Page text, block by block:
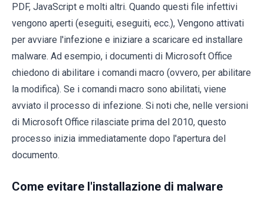
PDF, JavaScript e molti altri. Quando questi file infettivi
vengono aperti (eseguiti, eseguiti, ecc.), Vengono attivati
per avviare l'infezione e iniziare a scaricare ed installare
malware. Ad esempio, i documenti di Microsoft Office
chiedono di abilitare i comandi macro (ovvero, per abilitare
la modifica). Se i comandi macro sono abilitati, viene
avviato il processo di infezione. Si noti che, nelle versioni
di Microsoft Office rilasciate prima del 2010, questo
processo inizia immediatamente dopo l'apertura del
documento.
Come evitare l'installazione di malware